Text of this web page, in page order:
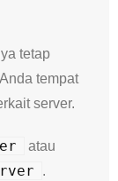
tetap
tempat
server.
atau
.